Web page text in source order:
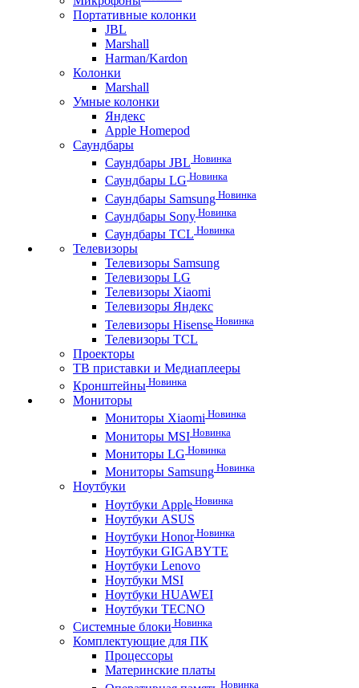
Портативные колонки
JBL
Marshall
Harman/Kardon
Колонки
Marshall
Умные колонки
Яндекс
Apple Homepod
Саундбары
Саундбары JBL Новинка
Саундбары LG Новинка
Саундбары Samsung Новинка
Саундбары Sony Новинка
Саундбары TCL Новинка
Телевизоры
Телевизоры Samsung
Телевизоры LG
Телевизоры Xiaomi
Телевизоры Яндекс
Телевизоры Hisense Новинка
Телевизоры TCL
Проекторы
ТВ приставки и Медиаплееры
Кронштейны Новинка
Мониторы
Мониторы Xiaomi Новинка
Мониторы MSI Новинка
Мониторы LG Новинка
Мониторы Samsung Новинка
Ноутбуки
Ноутбуки Apple Новинка
Ноутбуки ASUS
Ноутбуки HonorНовинка
Ноутбуки GIGABYTE
Ноутбуки Lenovo
Ноутбуки MSI
Ноутбуки HUAWEI
Ноутбуки TECNO
Системные блоки Новинка
Комплектующие для ПК
Процессоры
Материнские платы
Новинка